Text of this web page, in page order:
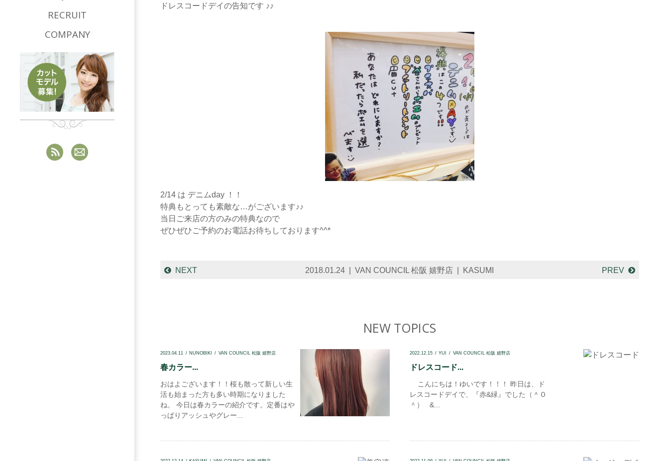
ドレスコードデイの告知です ♪♪
2/14 は デニムday ！！
特典もとっても素敵な…がございます♪♪
当日ご来店の方のみの特典なので
ぜひぜひご予約のお電話お待ちしております^^*
NEXT 2018.01.24 VAN COUNCIL 松阪 嬉野店 KASUMI PREV
NEW TOPICS
2023.04.11 NUNOBIKI VAN COUNCIL 松阪 嬉野店
春カラー...
おはよございます！！桜も散って新しい生
活も始まった方も多い時期になりました
ね。 今日は春カラーの紹介です。定番はや
っぱりアッシュやグレー...
2022.12.15 YUI VAN COUNCIL 松阪 嬉野店
ドレスコード...
こんにちは！ゆいです！！！ 昨日は、ド
レスコードデイで、『赤&緑』でした（＾Ｏ
＾） &...
RECRUIT
COMPANY